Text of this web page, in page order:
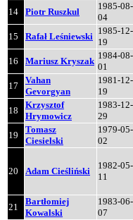
14
Piotr Ruszkul
1985-08-
04
15
Rafał Leśniewski
1985-12-
19
16
Mariusz Kryszak
1984-08-
01
17
Vahan
Gevorgyan
1981-12-
19
18
Krzysztof
Hrymowicz
1983-12-
29
19
Tomasz
Ciesielski
1979-05-
02
20 Adam Cieśliński
1982-05-
11
21
Bartłomiej
Kowalski
1983-06-
07